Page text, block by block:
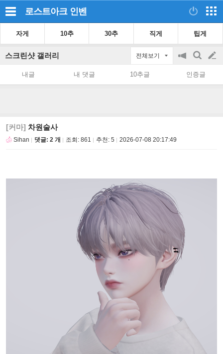
로스트아크 인벤
자게 10추 30추 직게 팁게
스크린샷 갤러리 전체보기
공
on/off
검
색
글
쓰
내글 내 댓글 10추글 인증글
[커마] 차원술사
Sihan 댓글: 2 개 조회: 861 추천: 5 2026-07-08 20:17:49